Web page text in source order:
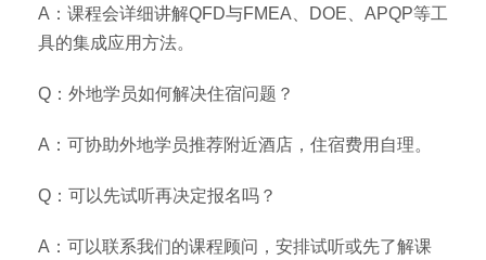
A：课程会详细讲解QFD与FMEA、DOE、APQP等工
具的集成应用方法。
Q：外地学员如何解决住宿问题？
A：可协助外地学员推荐附近酒店，住宿费用自理。
Q：可以先试听再决定报名吗？
A：可以联系我们的课程顾问，安排试听或先了解课